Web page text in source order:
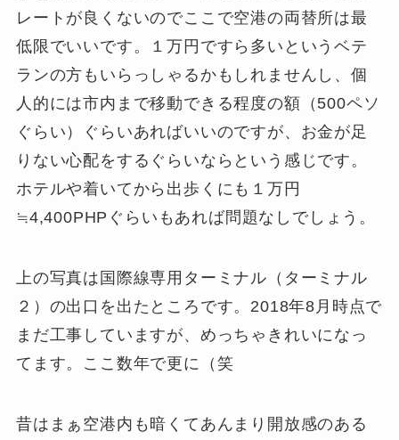
レートが良くないのでここで空港の両替所は最
低限でいいです。１万円ですら多いというベテ
ランの方もいらっしゃるかもしれませんし、個
人的には市内まで移動できる程度の額（500ペソ
ぐらい）ぐらいあればいいのですが、お金が足
りない心配をするぐらいならという感じです。
ホテルや着いてから出歩くにも１万円
≒4,400PHPぐらいもあれば問題なしでしょう。
上の写真は国際線専用ターミナル（ターミナル
２）の出口を出たところです。2018年8月時点で
まだ工事していますが、めっちゃきれいになっ
てます。ここ数年で更に（笑
昔はまぁ空港内も暗くてあんまり開放感のある